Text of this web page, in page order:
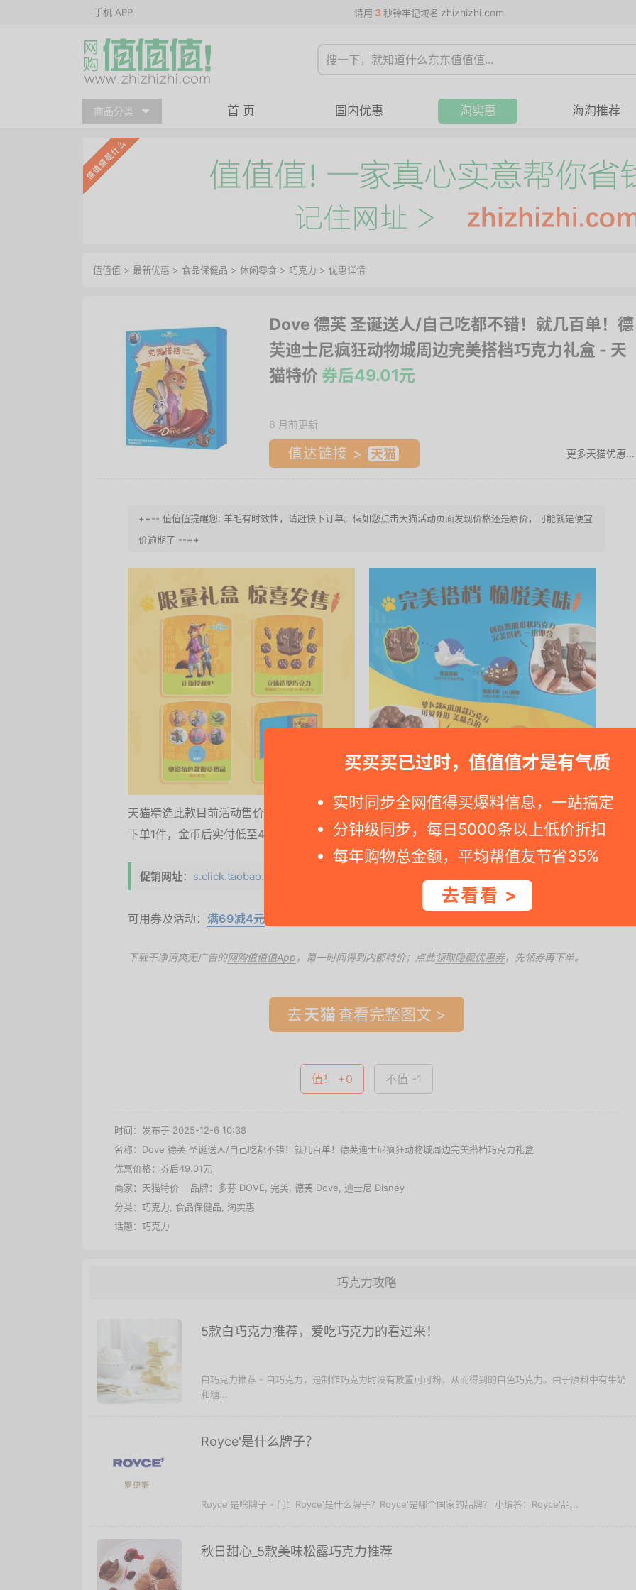
手机 APP 请用 3 秒钟牢记域名 zhizhizhi.com
商品分类 首 页 国内优惠 淘实惠 海淘推荐
买买买已过时，值值值才是有气质
实时同步全网值得买爆料信息，一站搞定
分钟级同步，每日5000条以上低价折扣
每年购物总金额，平均帮值友节省35%
去看看 >
值值值 > 最新优惠 > 食品保健品 > 休闲零食 > 巧克力 > 优惠详情
Dove 德芙 圣诞送人/自己吃都不错！就几百单！德
芙迪士尼疯狂动物城周边完美搭档巧克力礼盒 - 天
猫特价 券后49.01元
8 月前更新
值达链接 > 更多天猫优惠...
++-- 值值值提醒您: 羊毛有时效性，请赶快下订单。假如您点击天猫活动页面发现价格还是原价，可能就是便宜
价逾期了 --++
天猫精选此款目前活动售价99.9元，下单领取满69减4元优惠券，参与立减43.9元优惠活动，
下单1件，金币后实付低至49.01元。
促销网址： s.click.taobao.com/t?e=m%3D2%26s%3DAkqeVL6mZOZw4vFB6t2Z2ue....
可用券及活动： 满69减4元
下载干净清爽无广告的网购值值值App ，第一时间得到内部特价；点此领取隐藏优惠券，先领券再下单。
去 查看完整图文 >
值！ +0 不值 -1
时间：发布于 2025-12-6 10:38
名称： Dove 德芙 圣诞送人/自己吃都不错！就几百单！德芙迪士尼疯狂动物城周边完美搭档巧克力礼盒
优惠价格： 券后49.01元
商家： 天猫特价 品牌： 多芬 DOVE 完美 德芙 Dove 迪士尼 Disney
分类： 巧克力 食品保健品
淘实惠
话题： 巧克力
巧克力攻略
5款白巧克力推荐，爱吃巧克力的看过来！
白巧克力推荐 - 白巧克力，是制作巧克力时没有放置可可粉，从而得到的白色巧克力。由于原料中有牛奶
和糖...
Royce'是什么牌子？
Royce'是啥牌子 - 问：Royce'是什么牌子？Royce'是哪个国家的品牌？ 小编答：Royce'品...
秋日甜心_5款美味松露巧克力推荐